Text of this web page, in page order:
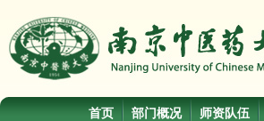
首页 部门概况 师资队伍